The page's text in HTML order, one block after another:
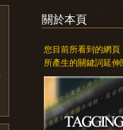
關於本頁
您目前所看到的網頁
所產生的關鍵詞延伸